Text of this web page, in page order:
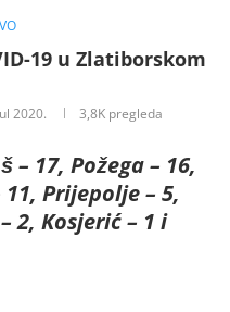
19 u Zlatiborskom
2020. 3,8K pregleda
– 17, Požega – 16,
Prijepolje – 5,
2, Kosjerić – 1 i